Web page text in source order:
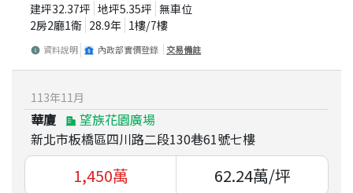
建坪32.37坪 地坪5.35坪 無車位
2房2廳1衛 28.9年 1樓/7樓
資料說明 內政部實價登錄 交易備註
113年11月
華廈
望族花園廣場
新北市板橋區四川路二段130巷61號七樓
1,450萬 62.24萬/坪